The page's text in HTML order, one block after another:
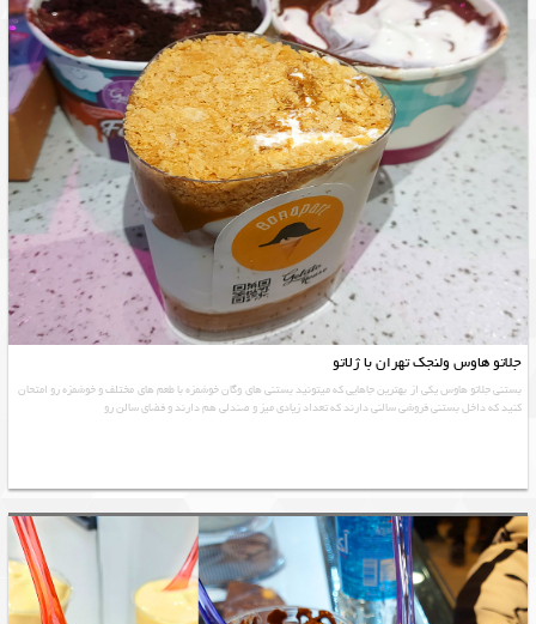
جلاتو هاوس ولنجک تهران با ژلاتو
بستنی جلاتو هاوس یکی از بهترین جاهایی که میتونید بستنی های وگان خوشمزه با طعم های مختلف و خوشمزه رو امتحان
کنید که داخل بستنی فروشی سالنی دارند که تعداد زیادی میز و صندلی هم دارند و فضای سالن رو